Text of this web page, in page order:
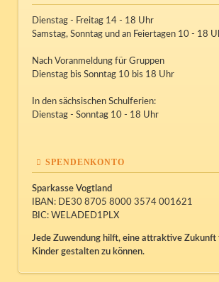
Dienstag - Freitag 14 - 18 Uhr
Samstag, Sonntag und an Feiertagen 10 - 18
Nach Voranmeldung für Gruppen
Dienstag bis Sonntag 10 bis 18 Uhr
In den sächsischen Schulferien:
Dienstag - Sonntag 10 - 18 Uhr
SPENDENKONTO
Sparkasse Vogtland
IBAN: DE30 8705 8000 3574 001621
BIC: WELADED1PLX
Jede Zuwendung hilft, eine attraktive Zukunft
Kinder gestalten zu können.